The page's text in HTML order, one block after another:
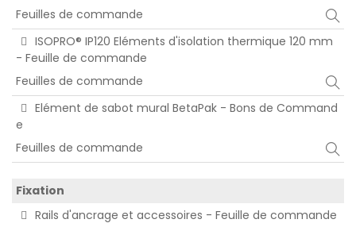
Feuilles de commande
ISOPRO® IP120 Eléments d'isolation thermique 120 mm
- Feuille de commande
Feuilles de commande
Elément de sabot mural BetaPak - Bons de Command
e
Feuilles de commande
Fixation
Rails d'ancrage et accessoires - Feuille de commande